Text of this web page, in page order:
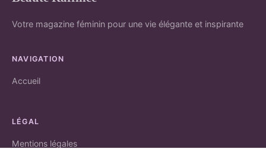
Votre magazine féminin pour une vie élégante et inspirante
NAVIGATION
Accueil
LÉGAL
Mentions légales